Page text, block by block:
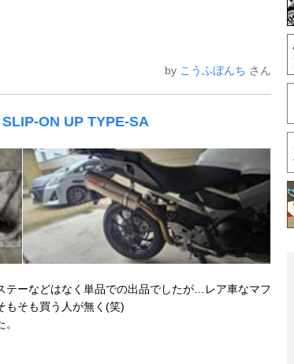
by こうふぼんち さん
ON UP TYPE-SA
テーなどはなく単品での出品でしたが…レア車なマフ
もそも買う人が無く(笑)